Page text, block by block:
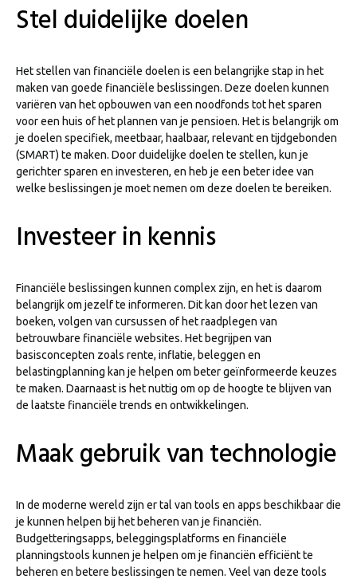
Stel duidelijke doelen
Het stellen van financiële doelen is een belangrijke stap in het
maken van goede financiële beslissingen. Deze doelen kunnen
variëren van het opbouwen van een noodfonds tot het sparen
voor een huis of het plannen van je pensioen. Het is belangrijk om
je doelen specifiek, meetbaar, haalbaar, relevant en tijdgebonden
(SMART) te maken. Door duidelijke doelen te stellen, kun je
gerichter sparen en investeren, en heb je een beter idee van
welke beslissingen je moet nemen om deze doelen te bereiken.
Investeer in kennis
Financiële beslissingen kunnen complex zijn, en het is daarom
belangrijk om jezelf te informeren. Dit kan door het lezen van
boeken, volgen van cursussen of het raadplegen van
betrouwbare financiële websites. Het begrijpen van
basisconcepten zoals rente, inflatie, beleggen en
belastingplanning kan je helpen om beter geïnformeerde keuzes
te maken. Daarnaast is het nuttig om op de hoogte te blijven van
de laatste financiële trends en ontwikkelingen.
Maak gebruik van technologie
In de moderne wereld zijn er tal van tools en apps beschikbaar die
je kunnen helpen bij het beheren van je financiën.
Budgetteringsapps, beleggingsplatforms en financiële
planningstools kunnen je helpen om je financiën efficiënt te
beheren en betere beslissingen te nemen. Veel van deze tools